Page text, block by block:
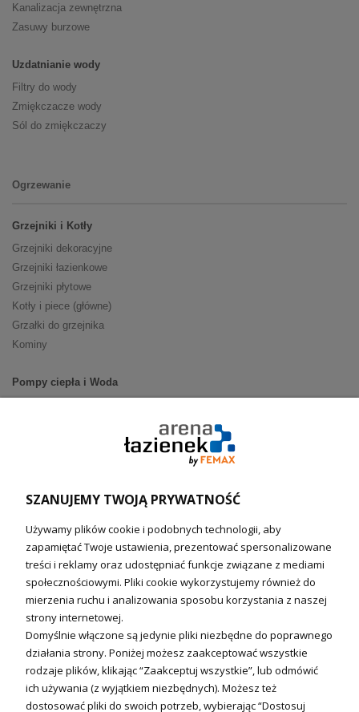
Kanalizacja zewnętrzna
Zasuwy burzowe
Uzdatnianie wody
Filtry do wody
Zmiękczacze wody
Sól do zmiękczaczy
Ogrzewanie
Grzejniki i Kotły
Grzejniki dekoracyjne
Grzejniki łazienkowe
Grzejniki płytowe
Kotły i piece (główne)
Grzałki do grzejnika
Kominy
Pompy ciepła i Woda
Ogrzewanie podłogowe (główne)
Technika solarna
Fotowoltanika
Sterowniki i regulatory
Nagrzewnice i kurtyny
Kuchnia i Wentylacja
Kuchnia
Zlewozmywaki
SZANUJEMY TWOJĄ PRYWATNOŚĆ
Używamy plików cookie i podobnych technologii, aby
zapamiętać Twoje ustawienia, prezentować spersonalizowane
treści i reklamy oraz udostępniać funkcje związane z mediami
społecznościowymi. Pliki cookie wykorzystujemy również do
mierzenia ruchu i analizowania sposobu korzystania z naszej
strony internetowej.
Domyślnie włączone są jedynie pliki niezbędne do poprawnego
działania strony. Poniżej możesz zaakceptować wszystkie
rodzaje plików, klikając “Zaakceptuj wszystkie”, lub odmówić
ich używania (z wyjątkiem niezbędnych). Możesz też
dostosować pliki do swoich potrzeb, wybierając “Dostosuj